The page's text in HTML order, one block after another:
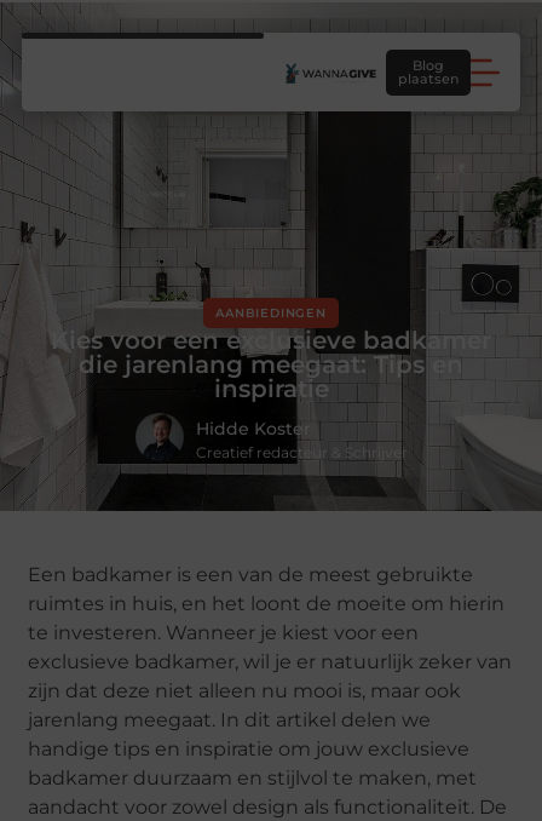
Blog
plaatsen
AANBIEDINGEN
Kies voor een exclusieve badkamer
die jarenlang meegaat: Tips en
inspiratie
Hidde Koster
Creatief redacteur & Schrijver
Een badkamer is een van de meest gebruikte
ruimtes in huis, en het loont de moeite om hierin
te investeren. Wanneer je kiest voor een
exclusieve badkamer, wil je er natuurlijk zeker van
zijn dat deze niet alleen nu mooi is, maar ook
jarenlang meegaat. In dit artikel delen we
handige tips en inspiratie om jouw exclusieve
badkamer duurzaam en stijlvol te maken, met
aandacht voor zowel design als functionaliteit. De